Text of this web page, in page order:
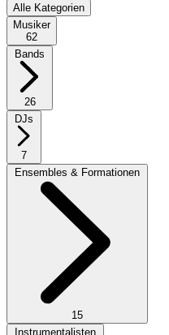
Alle Kategorien
Musiker
62
26
7
15